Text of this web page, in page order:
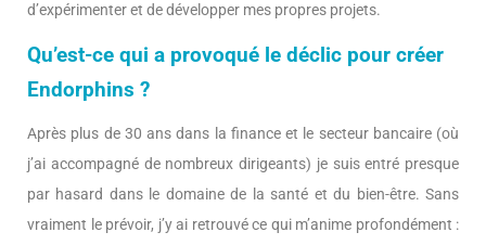
d’expérimenter et de développer mes propres projets.
Qu’est-ce qui a provoqué le déclic pour créer
Endorphins ?
Après plus de 30 ans dans la finance et le secteur bancaire (où
j’ai accompagné de nombreux dirigeants) je suis entré presque
par hasard dans le domaine de la santé et du bien-être. Sans
vraiment le prévoir, j’y ai retrouvé ce qui m’anime profondément :